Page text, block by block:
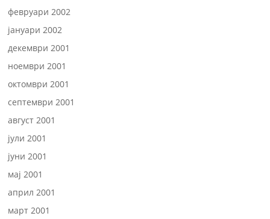
февруари 2002
јануари 2002
декември 2001
ноември 2001
октомври 2001
септември 2001
август 2001
јули 2001
јуни 2001
мај 2001
април 2001
март 2001